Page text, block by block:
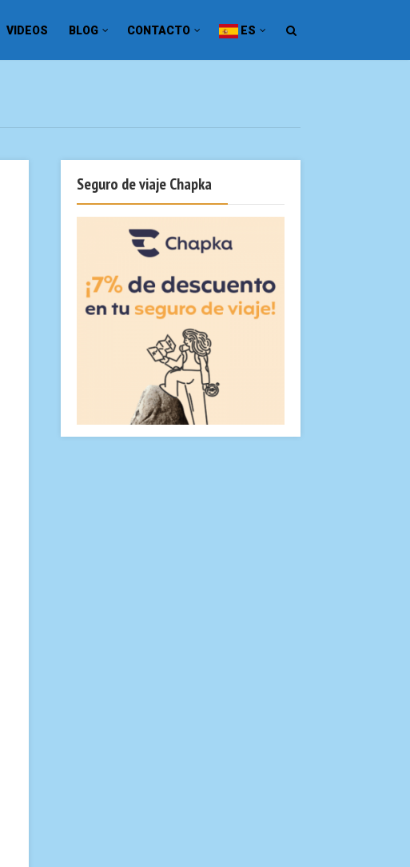
VIDEOS BLOG CONTACTO ES
Seguro de viaje Chapka